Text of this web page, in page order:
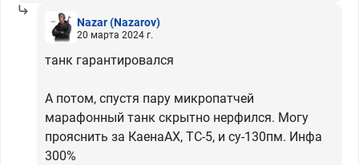
Nazar(Nazarov)
20 марта 2024 г.
танк гарантировался
А потом, спустя пару микропатчей
марафонный танк скрытно нерфился. Могу
прояснить за КаенаАХ, ТС-5, и су-130пм. Инфа
300%